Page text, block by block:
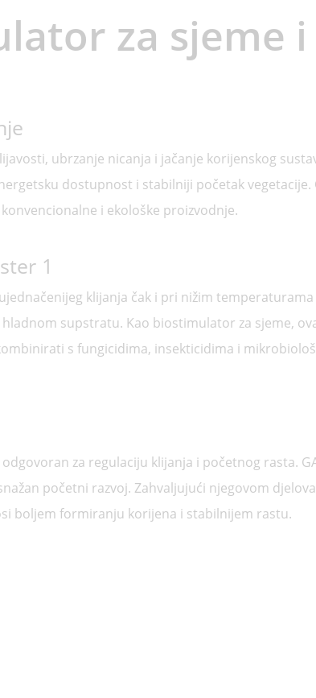
za sjeme i
ubrzanje nicanja i jačanje korijenskog
dostupnost i stabilniji početak
i ekološke proizvodnje.
1
klijanja čak i pri nižim
supstratu. Kao biostimulator za sjeme,
s fungicidima, insekticidima i
za regulaciju klijanja i početnog rasta.
početni razvoj. Zahvaljujući njegovom
boljem formiranju korijena i stabilnijem rastu.